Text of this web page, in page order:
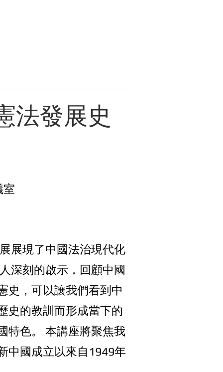
法發展史
室
展現了中國法治現代化
深刻的啟⽰，回顧中國
史，可以讓我們看到中
史的教訓⽽形成當下的
特⾊。 本講座將聚焦我
中國成⽴以來⾃1949年